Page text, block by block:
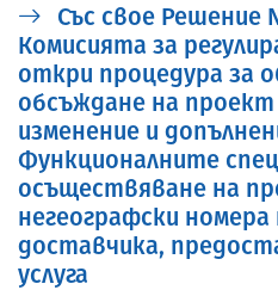
Със свое Решение
Комисията за
откри процедура за
обсъждане на
изменение и
Функционалните
осъществяване на
негеографски
доставчика,
услуга